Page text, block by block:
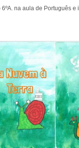
na aula de Português